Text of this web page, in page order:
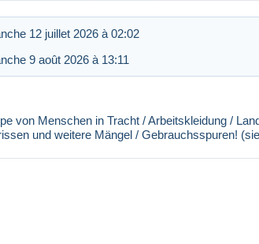
12 juillet 2026 à 02:02
9 août 2026 à 13:11
von Menschen in Tracht / Arbeitskleidung /
und weitere Mängel / Gebrauchsspuren!